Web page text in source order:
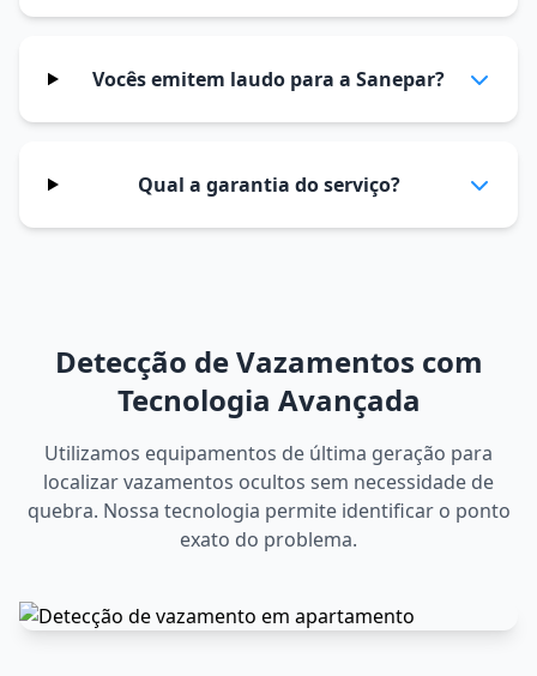
Vocês emitem laudo para a Sanepar?
Qual a garantia do serviço?
Detecção de Vazamentos com
Tecnologia Avançada
Utilizamos equipamentos de última geração para
localizar vazamentos ocultos sem necessidade de
quebra. Nossa tecnologia permite identificar o ponto
exato do problema.